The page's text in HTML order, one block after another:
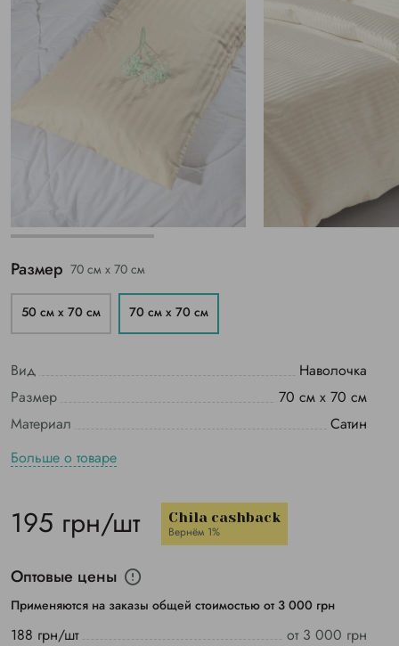
Размер 70 см х 70 см
50 см х 70 см 70 см х 70 см
Вид
Наволочка
Размер
70 см х 70 см
Материал
Сатин
Больше о товаре
195 грн/шт Chila cashback
Вернём 1%
Оптовые цены
Применяются на заказы общей стоимостью от 3 000 грн
188 грн/шт
от 3 000 грн